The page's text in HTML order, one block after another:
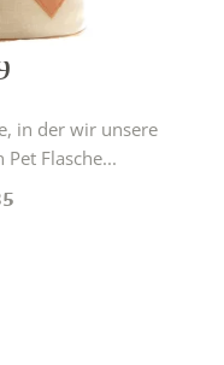
in der wir unsere
Flasche...